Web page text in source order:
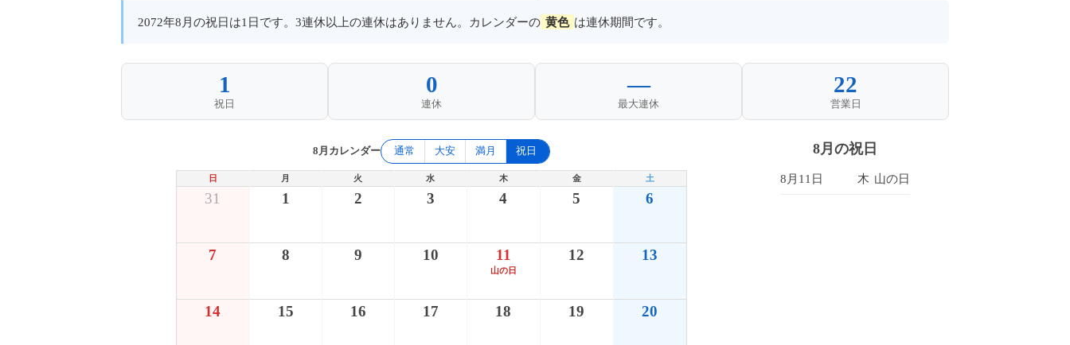
2072年8月の祝日は1日です。3連休以上の連休はありません。カレンダーの 黄色 は連休期間です。
1
祝日
0
連休
—
最大連休
22
営業日
8月カレンダー 通常 大安 満月 祝日
日 月 火 水 木 金 土
31 1 2 3 4 5 6
7 8 9 10 11
山の日
12 13
14 15 16 17 18 19 20
8月の祝日
8月11日 木 山の日